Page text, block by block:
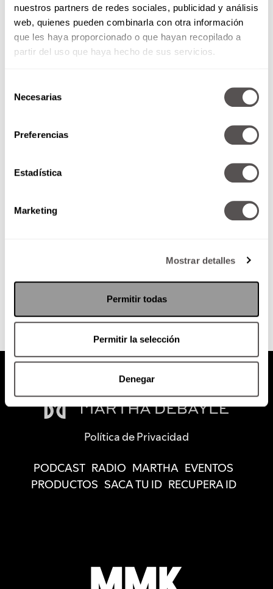
nuestros partners de redes sociales, publicidad y análisis
web, quienes pueden combinarla con otra información
que les haya proporcionado o que hayan recopilado a
partir del uso que haya hecho de sus servicios.
Necesarias
Preferencias
Estadística
Marketing
Mostrar detalles
Permitir todas
Permitir la selección
Denegar
SEGUIR LEYENDO
Política de Privacidad
PODCAST RADIO MARTHA EVENTOS
PRODUCTOS SACA TU ID RECUPERA ID